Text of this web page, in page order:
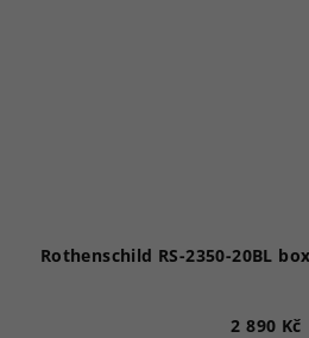
Rothenschild RS-2350-20BL
2 890 Kč